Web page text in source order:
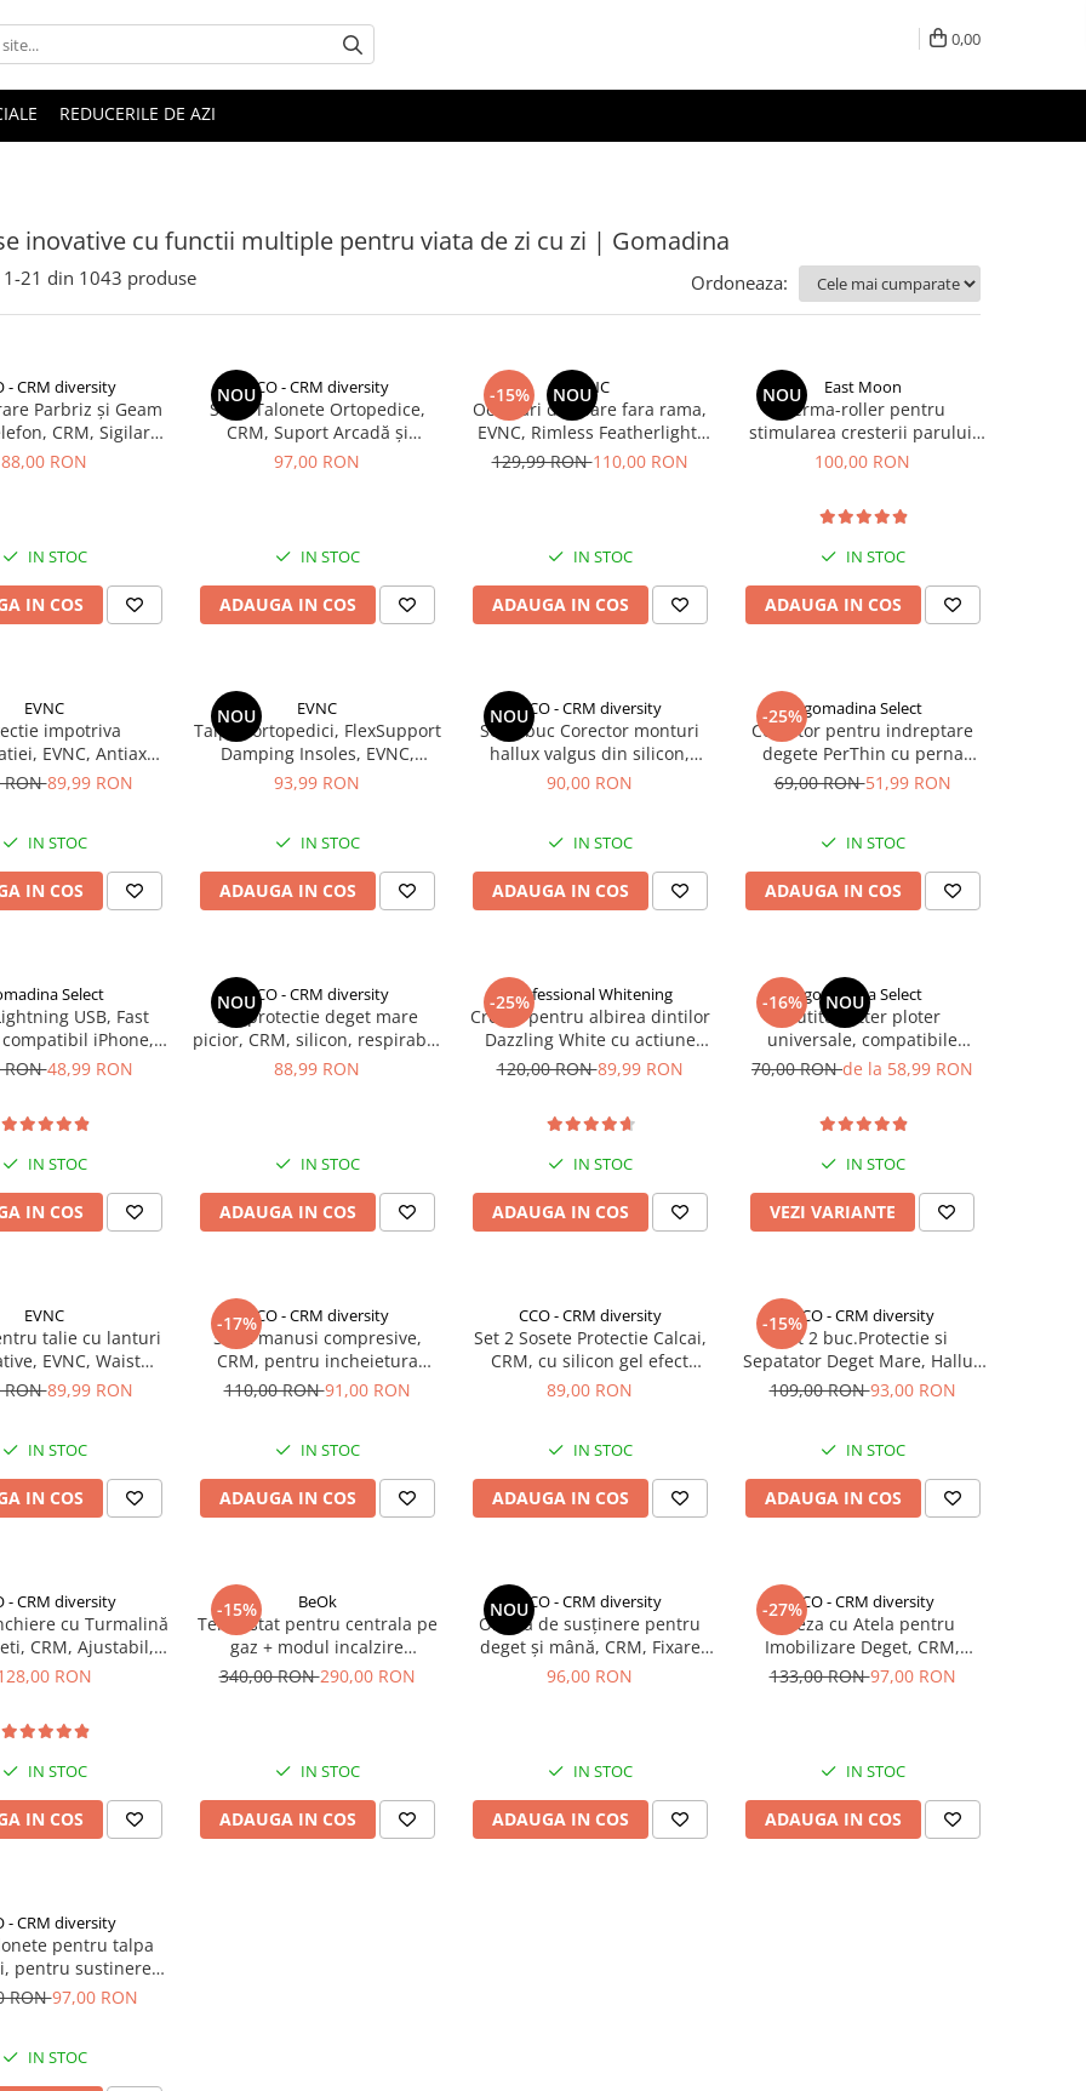
0,00
REDUCERILE DE AZI
inovative cu functii multiple pentru viata de zi cu zi | Gomadina
1-21 din 1043 produse Ordoneaza:
- CRM diversity
Parbriz și Geam
CRM, Sigilare
și Crapaturi, 2 ml
88,00 RON
IN STOC
IN COS
NOUCCO - CRM diversity
Set 2 Talonete Ortopedice,
CRM, Suport Arcadă și
Amortizare, Negru-Albastru
97,00 RON
IN STOC
ADAUGA IN COS
-15% NOU
EVNC
Ochelari de soare fara rama,
EVNC, Rimless Featherlight,
unisex
129,99 RON110,00 RON
IN STOC
ADAUGA IN COS
NOU East Moon
Derma-roller pentru
stimularea cresterii parului,
scalp si barba, Beard Roller
100,00 RON
IN STOC
ADAUGA IN COS
EVNC
impotriva
EVNC, Antiaxa
absoarbe eficient
RON89,99 RON
IN STOC
IN COS
NOU EVNC
Talpici ortopedici, FlexSupport
Damping Insoles, EVNC,
absorbție de soc si ventilație,
93,99 RON
IN STOC
ADAUGA IN COS
NOUCCO - CRM diversity
Set 2 buc Corector monturi
hallux valgus din silicon,
CRM, separator degete picior,
90,00 RON
IN STOC
ADAUGA IN COS
-25%gomadina Select
Corector pentru indreptare
degete PerThin cu perna
silicon si bandaj elastic
69,00 RON51,99 RON
IN STOC
ADAUGA IN COS
Select
USB, Fast
iPhone,
3m, alb
RON48,99 RON
IN STOC
IN COS
NOUCCO - CRM diversity
Set protectie deget mare
picior, CRM, silicon, respirabil,
roz
88,99 RON
IN STOC
ADAUGA IN COS
-25%
Professional Whitening
Creion pentru albirea dintilor
Dazzling White cu actiune
rapida
120,00 RON89,99 RON
IN STOC
ADAUGA IN COS
-16% NOU
gomadina Select
Cutite cutter ploter
universale, compatibile
Roland, Mimaki, My Cut,
70,00 RONde la 58,99 RON
IN STOC
VEZI VARIANTE
EVNC
talie cu lanturi
EVNC, Waist
negru
RON89,99 RON
IN STOC
IN COS
-17%CCO - CRM diversity
Set 2 manusi compresive,
CRM, pentru incheietura
mainii, protectie carpiana,
110,00 RON91,00 RON
IN STOC
ADAUGA IN COS
CCO - CRM diversity
Set 2 Sosete Protectie Calcai,
CRM, cu silicon gel efect
hidratare, marime universala,
89,00 RON
IN STOC
ADAUGA IN COS
-15%CCO - CRM diversity
Set 2 buc.Protectie si
Sepatator Deget Mare, Hallux
Valgus, Corector Bunion, CRM,
universala
109,00 RON93,00 RON
IN STOC
ADAUGA IN COS
- CRM diversity
cu Turmalină
CRM, Ajustabil,
Unisex,
RON
IN STOC
IN COS
-15% BeOk
Termostat pentru centrala pe
gaz + modul incalzire
pardoseala BeOk TGM50-Wifi-
340,00 RON290,00 RON
IN STOC
ADAUGA IN COS
NOUCCO - CRM diversity
Orteza de susținere pentru
deget și mână, CRM, Fixare
sigură, reglabila, negru
96,00 RON
IN STOC
ADAUGA IN COS
-27%CCO - CRM diversity
Orteza cu Atela pentru
Imobilizare Deget, CRM,
Protectie si Suport, Reglabil,
133,00 RON97,00 RON
IN STOC
ADAUGA IN COS
- CRM diversity
pentru talpa
pentru sustinerea
amortizarea arcului
RON97,00 RON
IN STOC